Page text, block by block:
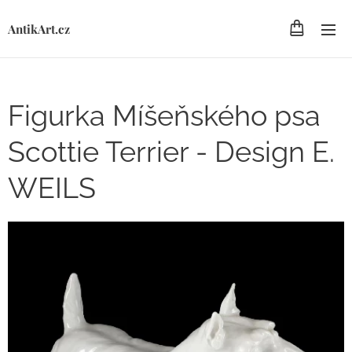
AntikArt.cz
Figurka Míšeňského psa
Scottie Terrier - Design E.
WEILS